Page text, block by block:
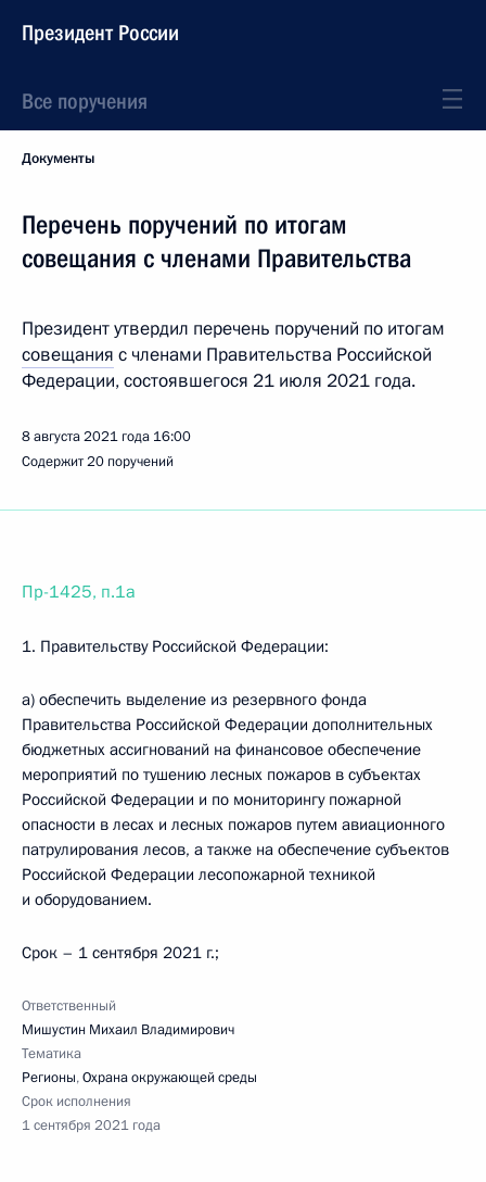
Президент России
Все поручения
Документы
Перечень поручений по итогам
совещания с членами Правительства
Президент утвердил перечень поручений по итогам
совещания с членами Правительства Российской
Федерации, состоявшегося 21 июля 2021 года.
8 августа 2021 года 16:00
Содержит 20 поручений
Пр-1425, п.1а
1. Правительству Российской Федерации:
а) обеспечить выделение из резервного фонда
Правительства Российской Федерации дополнительных
бюджетных ассигнований на финансовое обеспечение
мероприятий по тушению лесных пожаров в субъектах
Российской Федерации и по мониторингу пожарной
опасности в лесах и лесных пожаров путем авиационного
патрулирования лесов, а также на обеспечение субъектов
Российской Федерации лесопожарной техникой
и оборудованием.
Срок – 1 сентября 2021 г.;
Ответственный
Мишустин Михаил Владимирович
Тематика
Регионы,Охрана окружающей среды
Срок исполнения
1 сентября 2021 года